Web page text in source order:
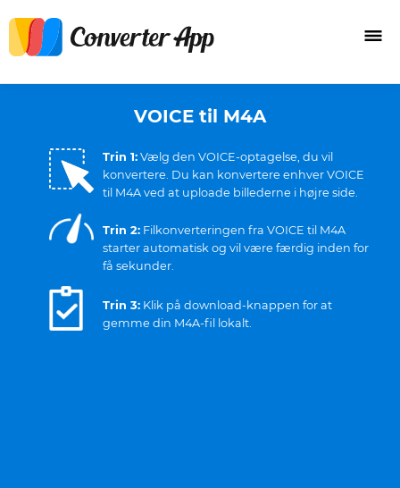
VOICE til M4A
Trin 1: Vælg den VOICE-optagelse, du vil
konvertere. Du kan konvertere enhver VOICE
til M4A ved at uploade billederne i højre side.
Trin 2: Filkonverteringen fra VOICE til M4A
starter automatisk og vil være færdig inden for
få sekunder.
Trin 3: Klik på download-knappen for at
gemme din M4A-fil lokalt.